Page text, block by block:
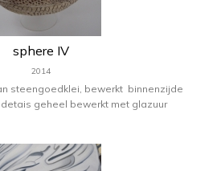
sphere IV
2014
steengoedklei, bewerkt binnenzijde
geheel bewerkt met glazuur